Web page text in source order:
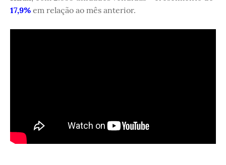
17,9% em relação ao mês anterior.